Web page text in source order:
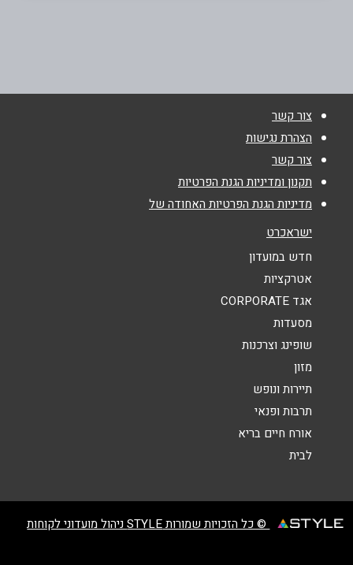
טלפון*
אימייל
אנא חזרו אלי בקשר ל...
הודעה
צור קשר
הצהרת נגישות
צור קשר
תקנון ומדיניות הגנת הפרטיות
מדיניות הגנת הפרטיות האחודה של
ישראכרט
חדש במועדון
אטרקציות
אגד CORPORATE
מסעדות
שופינג וצרכנות
מזון
תיירות ונופש
תרבות ופנאי
אורח חיים בריא
לבית
© כל הזכויות שמורות STYLE ניהול מועדוני לקוחות